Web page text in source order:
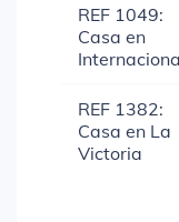
REF 1049:
Casa en
REF 1382:
Casa en La
Victoria